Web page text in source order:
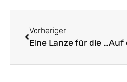
Vorheriger
Eine Lanze für die Primarlehrpersonen